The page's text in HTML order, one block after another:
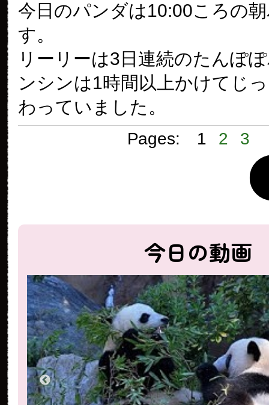
今日のパンダは10:00ころの
す。
リーリーは3日連続のたんぽ
ンシンは1時間以上かけてじ
わっていました。
Pages: 1 2 3
今日の動画